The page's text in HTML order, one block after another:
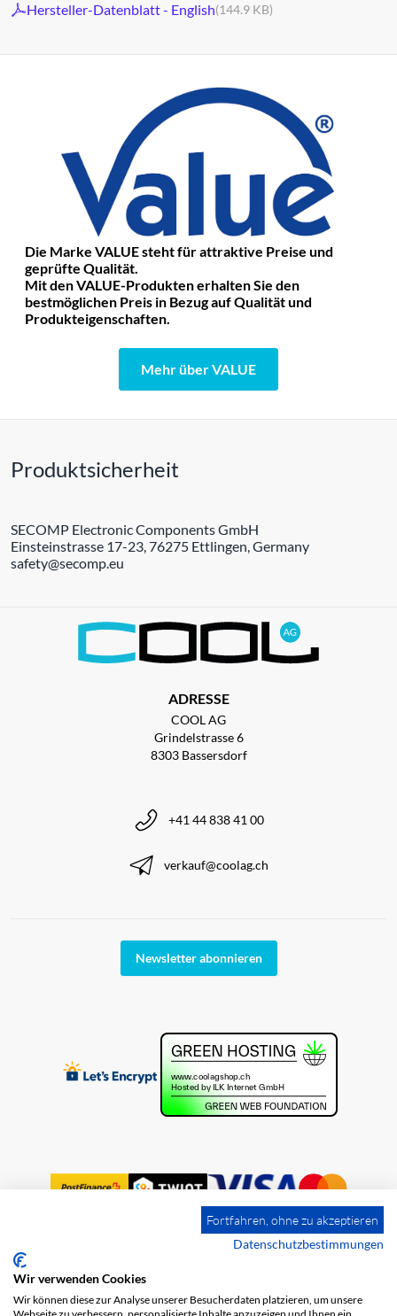
Hersteller-Datenblatt - English(144.9 KB)
Die Marke VALUE steht für attraktive Preise und
geprüfte Qualität.
Mit den VALUE-Produkten erhalten Sie den
bestmöglichen Preis in Bezug auf Qualität und
Produkteigenschaften.
Mehr über VALUE
Produktsicherheit
SECOMP Electronic Components GmbH
Einsteinstrasse 17-23, 76275 Ettlingen, Germany
safety@secomp.eu
ADRESSE
COOL AG
Grindelstrasse 6
8303 Bassersdorf
+41 44 838 41 00
verkauf@coolag.ch
Newsletter abonnieren
Impressum
Datenschutz
Fortfahren, ohne zu akzeptieren
Datenschutzbestimmungen
Wir verwenden Cookies
Wir können diese zur Analyse unserer Besucherdaten platzieren, um unsere